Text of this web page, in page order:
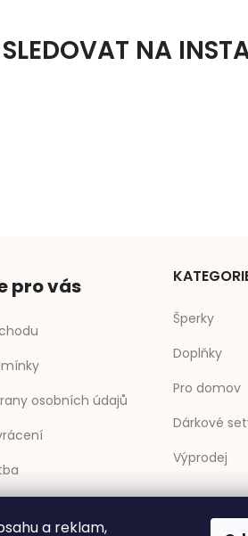
a reklam,
SLEDOVAT NA
pro vás
osobních údajů
Šperky
Doplňky
Pro domov
Dárkové
Výprodej